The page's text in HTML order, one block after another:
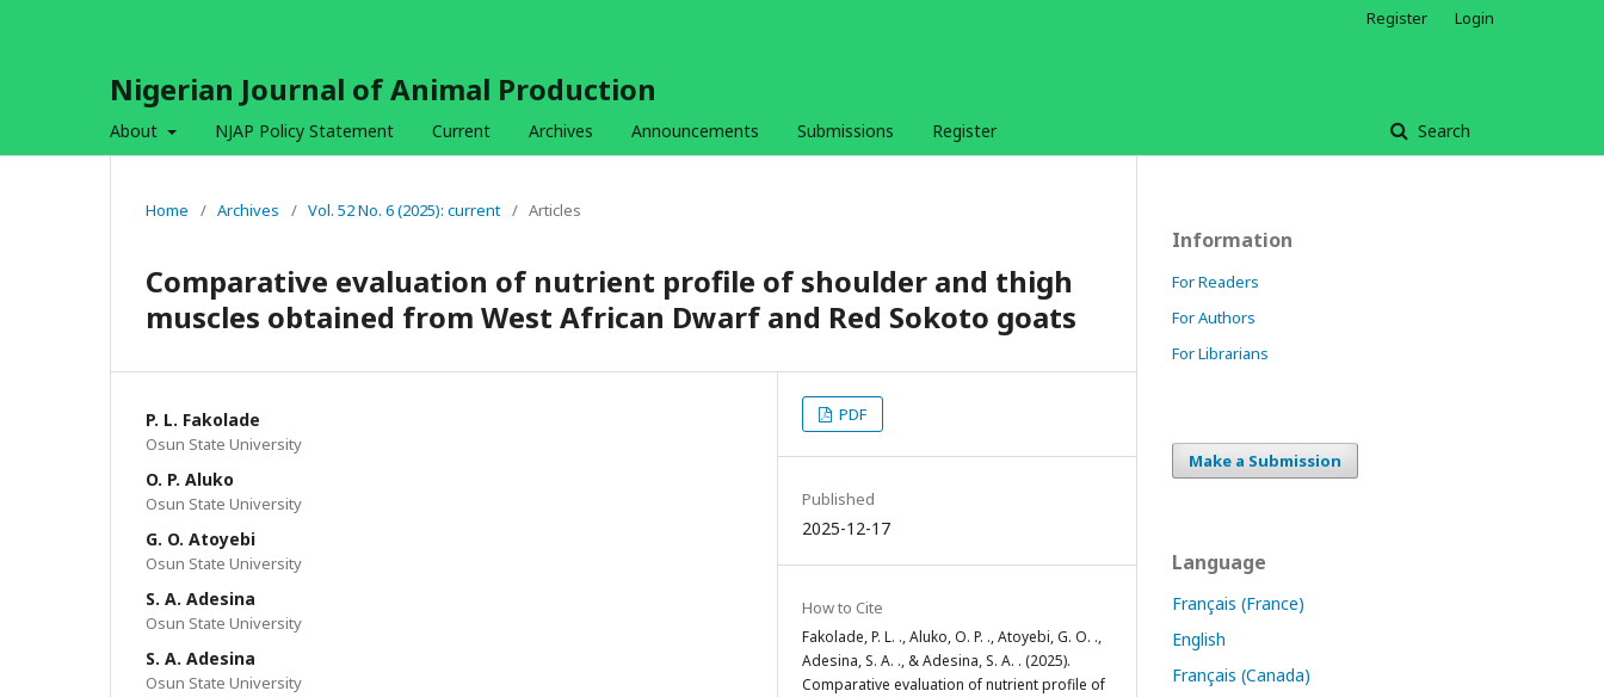
Nigerian Journal of Animal Production
About NJAP Policy Statement Current Archives Announcements Submissions Register Search
Register Login
Home / Archives / Vol. 52 No. 6 (2025): current / Articles
Comparative evaluation of nutrient profile of shoulder and thigh
muscles obtained from West African Dwarf and Red Sokoto goats
P. L. Fakolade
Osun State University
O. P. Aluko
Osun State University
G. O. Atoyebi
Osun State University
S. A. Adesina
Osun State University
S. A. Adesina
Osun State University
PDF
Published
2025-12-17
How to Cite
Fakolade, P. L. ., Aluko, O. P. ., Atoyebi, G. O. .,
Adesina, S. A. ., & Adesina, S. A. . (2025).
Comparative evaluation of nutrient profile of
Information
For Readers
For Authors
For Librarians
Make a Submission
Language
Français (France)
English
Français (Canada)